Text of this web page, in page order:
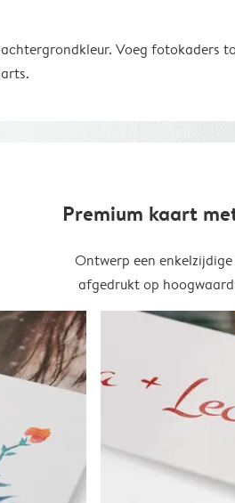
Voeg fotokaders
Premium kaart
Ontwerp een
afgedrukt op